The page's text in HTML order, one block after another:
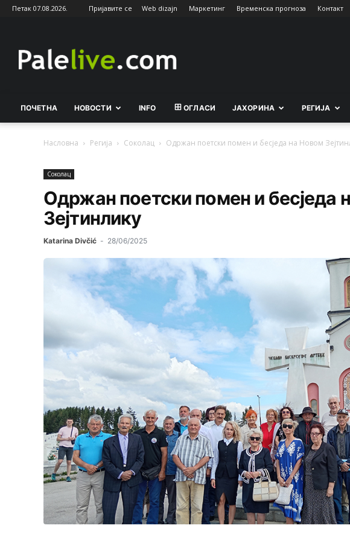
Петак 07.08.2026. Пријавите се Web dizajn Маркетинг Временска прогноза Контакт
ПОЧЕТНА НОВОСТИ INFO ОГЛАСИ ЈАХОРИНА РEГИЈА
Насловна Регија Соколац Одржан поетски помен и бесједа на Новом
Соколац
Одржан поетски помен и бесједа
Зејтинлику
Katarina Divčić - 28/06/2025